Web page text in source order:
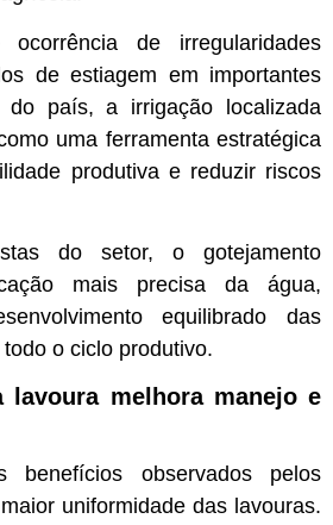
de irregularidades
de estiagem em importantes
do país, a irrigação localizada
uma ferramenta estratégica
produtiva e reduzir riscos
do setor, o gotejamento
mais precisa da água,
equilibrado das
o ciclo produtivo.
lavoura melhora manejo e
benefícios observados pelos
uniformidade das lavouras.